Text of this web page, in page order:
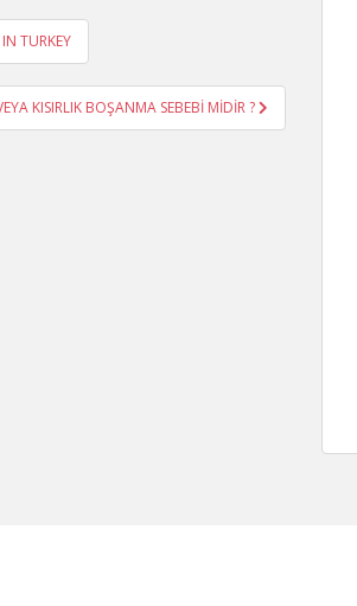
TURKEY
KISIRLIK BOŞANMA SEBEBİ MİDİR ?